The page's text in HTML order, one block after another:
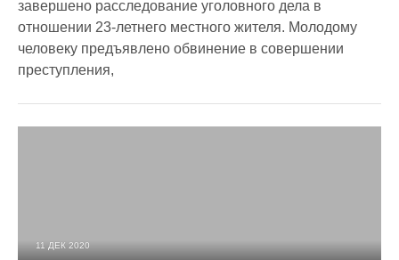
завершено расследование уголовного дела в
отношении 23-летнего местного жителя. Молодому
человеку предъявлено обвинение в совершении
преступления,
11 ДЕК 2020